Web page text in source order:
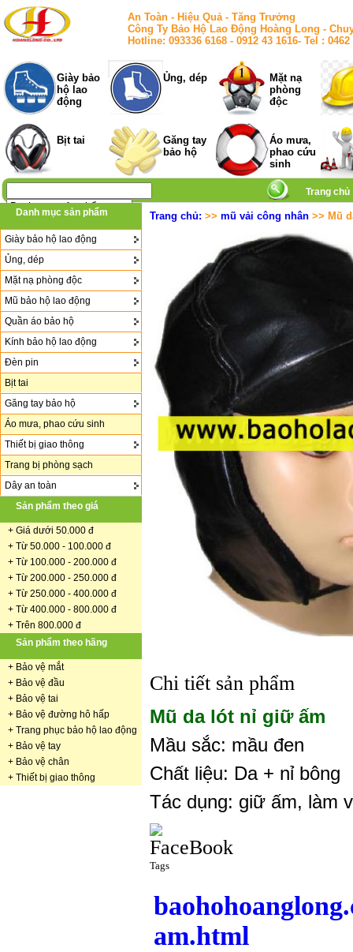
An Toàn - Hiệu Quả - Tăng Trưởng
Công Ty Bảo Hộ Lao Động Hoàng Long -
Hotline: 093336 6168 - 0912 43 1616- Tel :
Giày bảo
hộ lao
động
Ủng, dép
Mặt nạ
phòng
độc
Bịt tai
Găng tay
bảo hộ
Áo mưa,
phao cứu
sinh
Trang chủ
Danh mục sản phẩm
Giày bảo hộ lao động
Ủng, dép
Mặt nạ phòng độc
Mũ bảo hộ lao động
Quần áo bảo hộ
Kính bảo hộ lao động
Đèn pin
Bịt tai
Găng tay bảo hộ
Áo mưa, phao cứu sinh
Thiết bị giao thông
Trang bị phòng sạch
Dây an toàn
Sản phẩm theo giá
+ Giá dưới 50.000 đ
+ Từ 50.000 - 100.000 đ
+ Từ 100.000 - 200.000 đ
+ Từ 200.000 - 250.000 đ
+ Từ 250.000 - 400.000 đ
+ Từ 400.000 - 800.000 đ
+ Trên 800.000 đ
Sản phẩm theo hãng
+ Bảo vệ mắt
+ Bảo vệ đầu
+ Bảo vệ tai
+ Bảo vệ đường hô hấp
+ Trang phục bảo hộ lao động
+ Bảo vệ tay
+ Bảo vệ chân
+ Thiết bị giao thông
Trang chủ: >> mũ vải công nhân >> Mũ
Chi tiết sản phẩm
Mũ da lót nỉ giữ ấm
Mầu sắc: mầu đen
Chất liệu: Da + nỉ bông
Tác dụng: giữ ấm, làm
Tags
am.html